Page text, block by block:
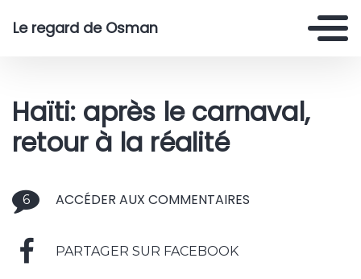
Le regard de Osman
Haïti: après le carnaval,
retour à la réalité
6 ACCÉDER AUX COMMENTAIRES
PARTAGER SUR FACEBOOK